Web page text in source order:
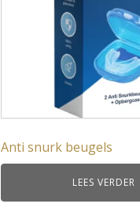
Anti snurk beugels
LEES VERDER